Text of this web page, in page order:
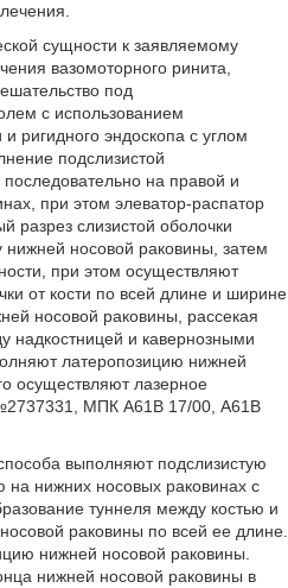
сущности к заявляемому
вазомоторного ринита,
под
с использованием
ригидного эндоскопа с углом
подслизистой
на правой и
при этом элеватор-распатор
разрез слизистой оболочки
нижней носовой раковины, затем
при этом осуществляют
от кости по всей длине и ширине
носовой раковины, рассекая
надкостницей и кавернозными
латеропозицию нижней
осуществляют лазерное
МПК А61В 17/00, А61В
выполняют подслизистую
на нижних носовых раковинах с
туннеля между костью и
раковины по всей ее длине.
нижней носовой раковины.
нижней носовой раковины в